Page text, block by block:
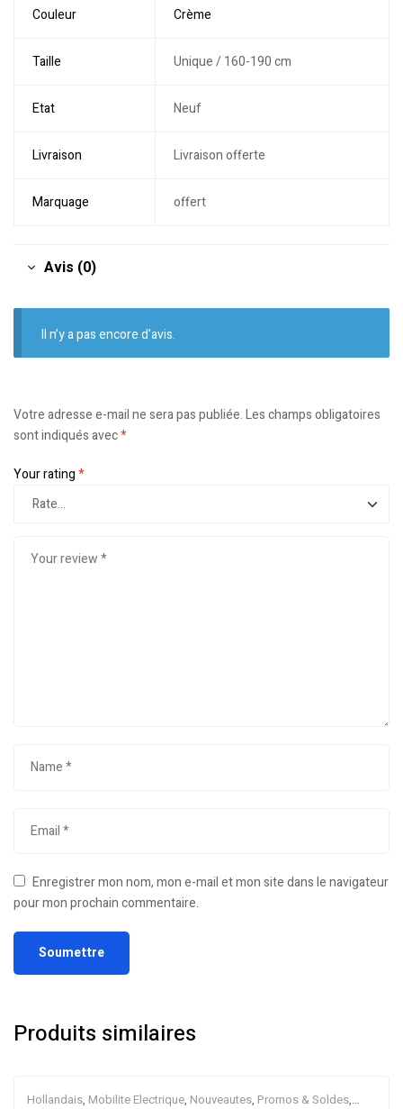
Couleur Crème
Taille Unique / 160-190 cm
Etat Neuf
Livraison Livraison offerte
Marquage offert
Avis (0)
Il n’y a pas encore d’avis.
Votre adresse e-mail ne sera pas publiée.Les champs obligatoires
sont indiqués avec*
Your rating*
Enregistrer mon nom, mon e-mail et mon site dans le navigateur
pour mon prochain commentaire.
Produits similaires
Hollandais, Mobilite Electrique, Nouveautes, Promos & Soldes,